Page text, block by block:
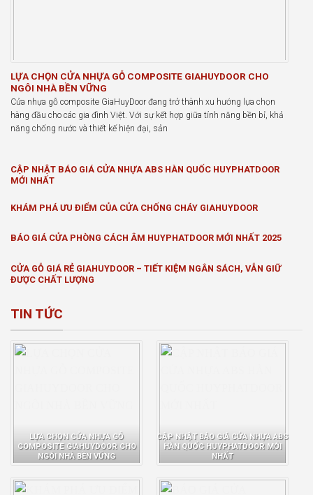
LỰA CHỌN CỬA NHỰA GỖ COMPOSITE GIAHUYDOOR CHO
NGÔI NHÀ BỀN VỮNG
Cửa nhựa gỗ composite GiaHuyDoor đang trở thành xu hướng lựa chọn
hàng đầu cho các gia đình Việt. Với sự kết hợp giữa tính năng bền bỉ, khả
năng chống nước và thiết kế hiện đại, sản
CẬP NHẬT BÁO GIÁ CỬA NHỰA ABS HÀN QUỐC HUYPHATDOOR
MỚI NHẤT
KHÁM PHÁ ƯU ĐIỂM CỦA CỬA CHỐNG CHÁY GIAHUYDOOR
BÁO GIÁ CỬA PHÒNG CÁCH ÂM HUYPHATDOOR MỚI NHẤT 2025
CỬA GỖ GIÁ RẺ GIAHUYDOOR – TIẾT KIỆM NGÂN SÁCH, VẪN GIỮ
ĐƯỢC CHẤT LƯỢNG
TIN TỨC
LỰA CHỌN CỬA NHỰA GỖ
COMPOSITE GIAHUYDOOR CHO
NGÔI NHÀ BỀN VỮNG
CẬP NHẬT BÁO GIÁ CỬA NHỰA ABS
HÀN QUỐC HUYPHATDOOR MỚI
NHẤT